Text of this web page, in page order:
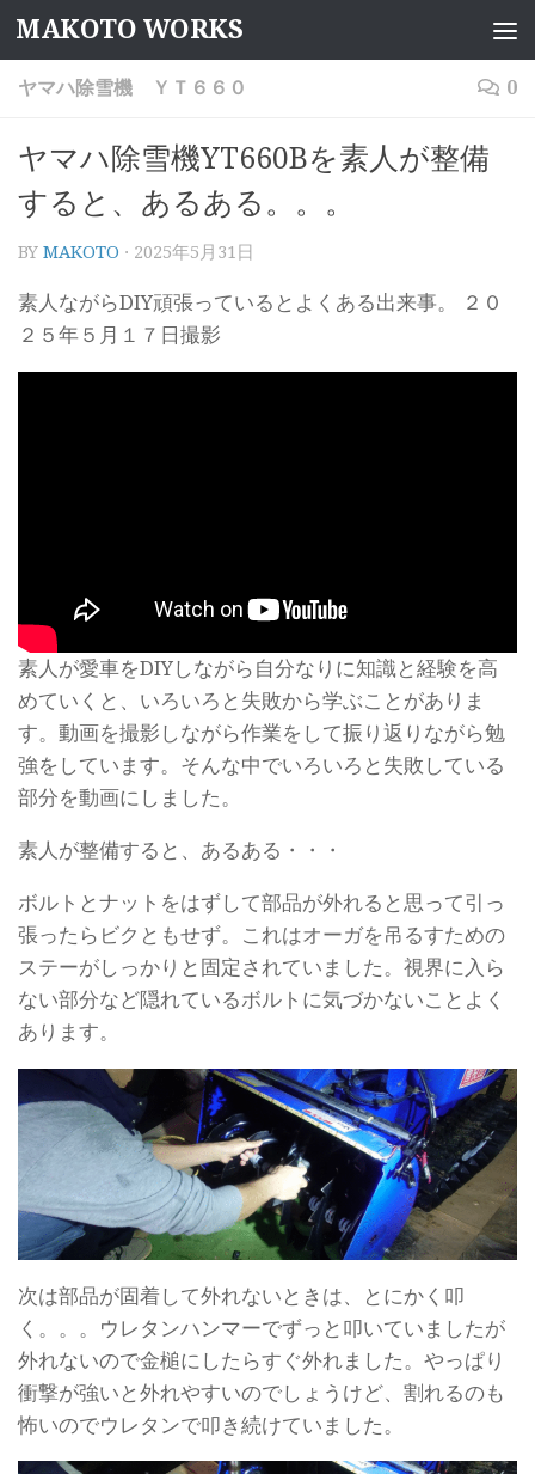
コンテンツへスキップ
MAKOTO WORKS
ヤマハ除雪機 ＹＴ６６０ 0
ヤマハ除雪機YT660Bを素人が整備
すると、あるある。。。
BY MAKOTO · 2025年5月31日
素人ながらDIY頑張っているとよくある出来事。 ２０
２５年５月１７日撮影
素人が愛車をDIYしながら自分なりに知識と経験を高
めていくと、いろいろと失敗から学ぶことがありま
す。動画を撮影しながら作業をして振り返りながら勉
強をしています。そんな中でいろいろと失敗している
部分を動画にしました。
素人が整備すると、あるある・・・
ボルトとナットをはずして部品が外れると思って引っ
張ったらビクともせず。これはオーガを吊るすための
ステーがしっかりと固定されていました。視界に入ら
ない部分など隠れているボルトに気づかないことよく
あります。
次は部品が固着して外れないときは、とにかく叩
く。。。ウレタンハンマーでずっと叩いていましたが
外れないので金槌にしたらすぐ外れました。やっぱり
衝撃が強いと外れやすいのでしょうけど、割れるのも
怖いのでウレタンで叩き続けていました。